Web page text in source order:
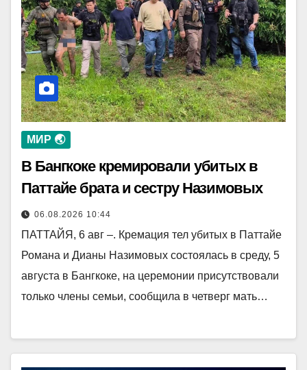
МИР 🌏
В Бангкоке кремировали убитых в
Паттайе брата и сестру Назимовых
06.08.2026 10:44
ПАТТАЙЯ, 6 авг –. Кремация тел убитых в Паттайе
Романа и Дианы Назимовых состоялась в среду, 5
августа в Бангкоке, на церемонии присутствовали
только члены семьи, сообщила в четверг мать…